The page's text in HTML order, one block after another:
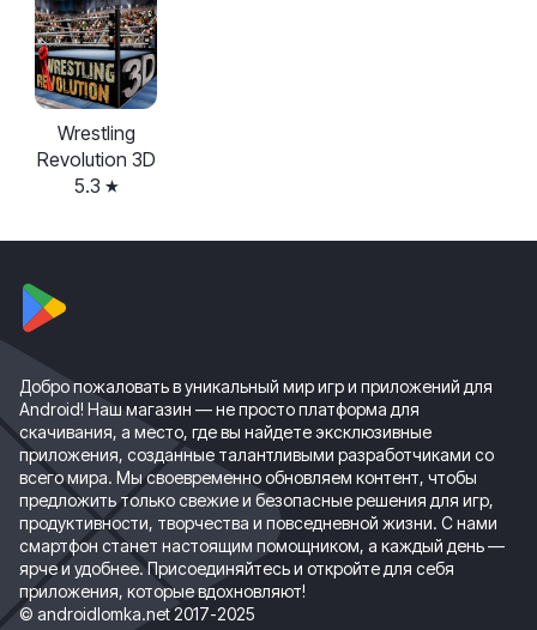
Wrestling
Revolution 3D
5.3
Добро пожаловать в уникальный мир игр и приложений для
Android! Наш магазин — не просто платформа для
скачивания, а место, где вы найдете эксклюзивные
приложения, созданные талантливыми разработчиками со
всего мира. Мы своевременно обновляем контент, чтобы
предложить только свежие и безопасные решения для игр,
продуктивности, творчества и повседневной жизни. С нами
смартфон станет настоящим помощником, а каждый день —
ярче и удобнее. Присоединяйтесь и откройте для себя
приложения, которые вдохновляют!
© androidlomka.net 2017-2025